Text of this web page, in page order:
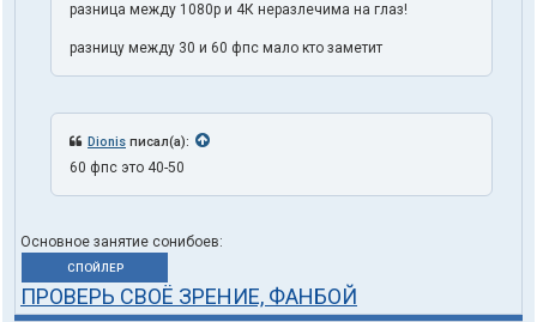
разница между 1080p и 4К неразлечима на глаз!
разницу между 30 и 60 фпс мало кто заметит
Dionis писал(а):
60 фпс это 40-50
Основное занятие сонибоев:
СПОЙЛЕР
ПРОВЕРЬ СВОЁ ЗРЕНИЕ, ФАНБОЙ